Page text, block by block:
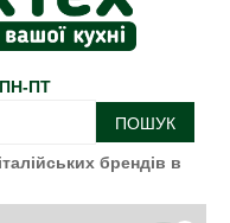
ПН-ПТ
ПОШУК
брендів в